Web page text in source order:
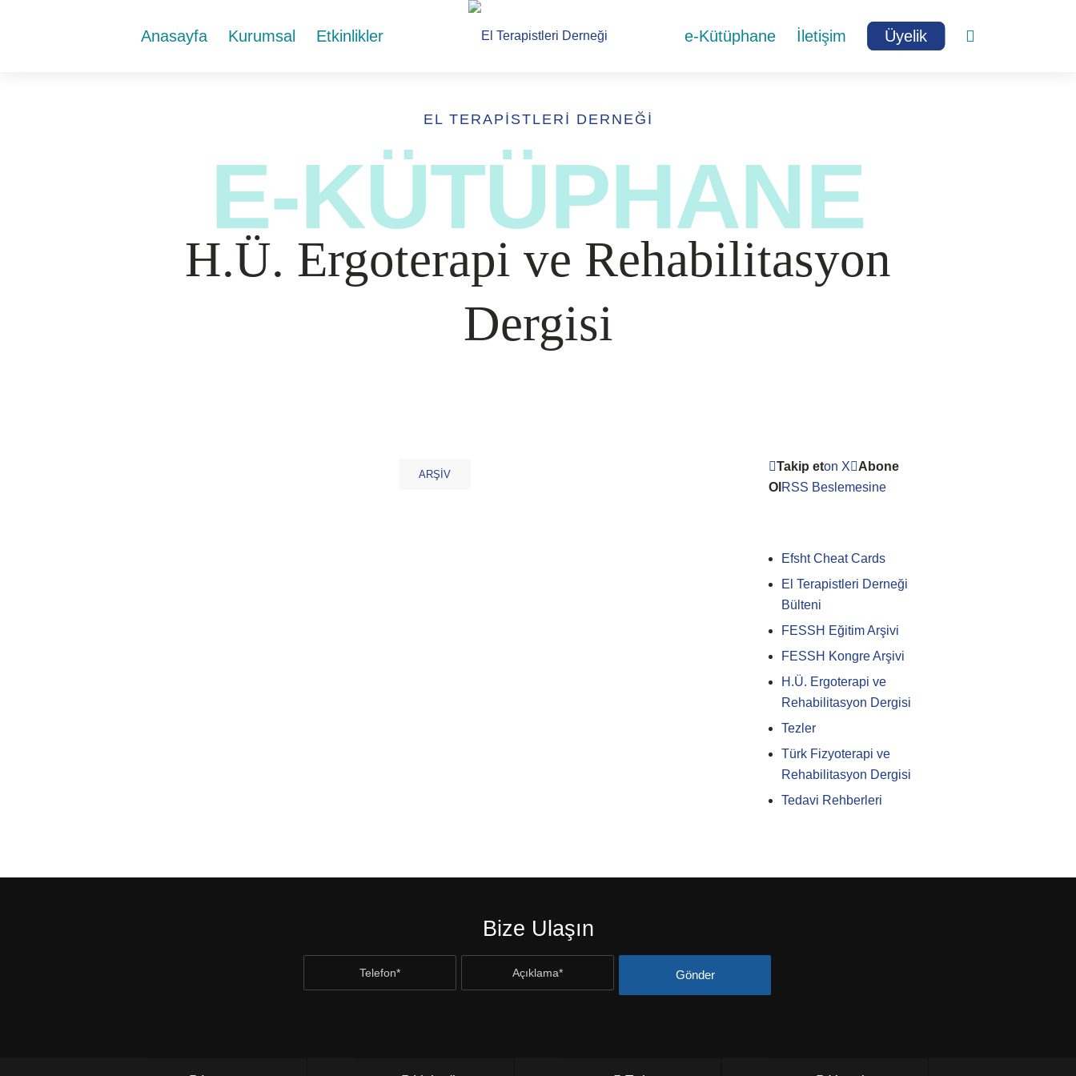
Anasayfa Kurumsal Etkinlikler e-Kütüphane İletişim Üyelik
EL TERAPISTLERI DERNEĞI
E-KÜTÜPHANE
H.Ü. Ergoterapi ve Rehabilitasyon
Dergisi
ARŞİV
Takip eton X
Abone
Ol RSS Beslemesine
Efsht Cheat Cards
El Terapistleri Derneği
Bülteni
FESSH Eğitim Arşivi
FESSH Kongre Arşivi
H.Ü. Ergoterapi ve
Rehabilitasyon Dergisi
Tezler
Türk Fizyoterapi ve
Rehabilitasyon Dergisi
Tedavi Rehberleri
Bize Ulaşın